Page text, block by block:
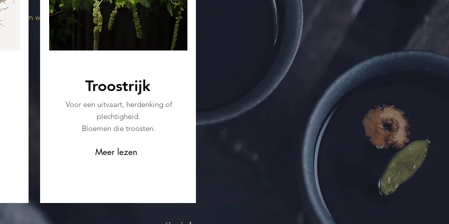
neem wel zelf
Troostrijk
Voor een uitvaart, herdenking of
plechtigheid.
Bloemen die troosten.
Meer lezen